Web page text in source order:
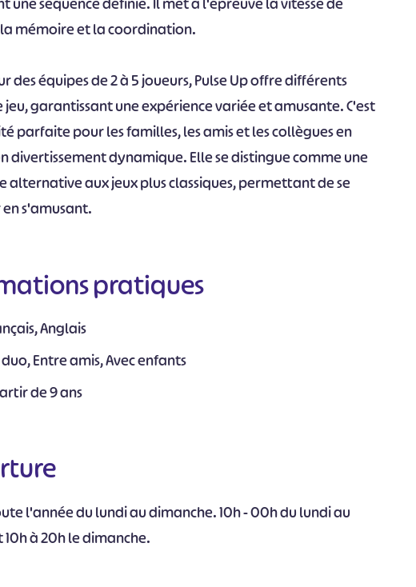
une séquence définie. Il met à l'épreuve la vitesse de
mémoire et la coordination.
des équipes de 2 à 5 joueurs, Pulse Up offre différents
jeu, garantissant une expérience variée et amusante. C'est
parfaite pour les familles, les amis et les collègues en
divertissement dynamique. Elle se distingue comme une
alternative aux jeux plus classiques, permettant de se
s'amusant.
pratiques
Anglais
duo, Entre amis, Avec enfants
de 9 ans
l'année du lundi au dimanche. 10h - 00h du lundi au
à 20h le dimanche.